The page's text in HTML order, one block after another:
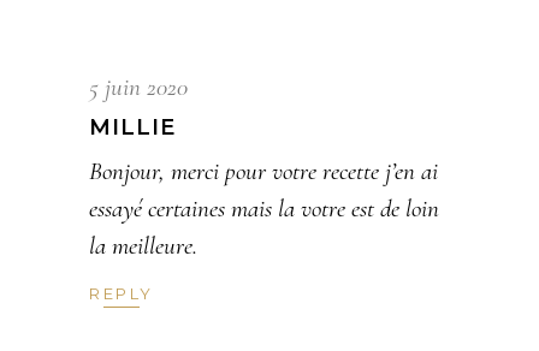
5 juin 2020
MILLIE
Bonjour, merci pour votre recette j’en ai
essayé certaines mais la votre est de loin
la meilleure.
REPLY